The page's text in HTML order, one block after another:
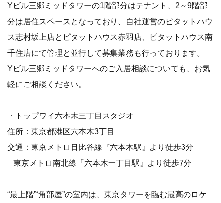
Yビル三郷ミッドタワーの1階部分はテナント、2～9階部
分は居住スペースとなっており、自社運営のピタットハウ
ス志村坂上店とピタットハウス赤羽店、ピタットハウス南
千住店にて管理と並行して募集業務も行っております。
Yビル三郷ミッドタワーへのご入居相談についても、お気
軽にご相談ください。
・トップワイ六本木三丁目スタジオ
住所：東京都港区六本木3丁目
交通：東京メトロ日比谷線『六本木駅』より徒歩3分
東京メトロ南北線『六本木一丁目駅』より徒歩7分
“最上階”“角部屋”の室内は、東京タワーを臨む最高のロケ